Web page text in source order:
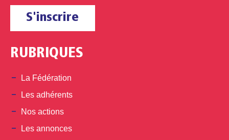
S'inscrire
RUBRIQUES
La Fédération
Les adhérents
Nos actions
Les annonces